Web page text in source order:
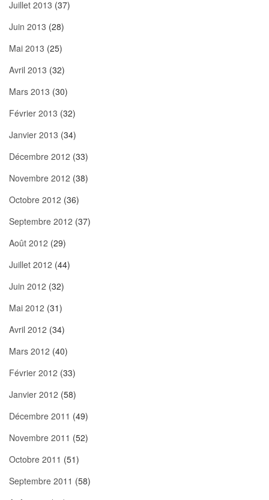
Juillet 2013 (37)
Juin 2013 (28)
Mai 2013 (25)
Avril 2013 (32)
Mars 2013 (30)
Février 2013 (32)
Janvier 2013 (34)
Décembre 2012 (33)
Novembre 2012 (38)
Octobre 2012 (36)
Septembre 2012 (37)
Août 2012 (29)
Juillet 2012 (44)
Juin 2012 (32)
Mai 2012 (31)
Avril 2012 (34)
Mars 2012 (40)
Février 2012 (33)
Janvier 2012 (58)
Décembre 2011 (49)
Novembre 2011 (52)
Octobre 2011 (51)
Septembre 2011 (58)